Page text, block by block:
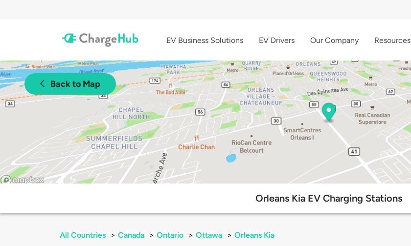
EV Business Solutions EV Drivers Our Company Resources
Back to Map
Orleans Kia EV Charging Stations
All Countries > Canada > Ontario > Ottawa > Orleans Kia